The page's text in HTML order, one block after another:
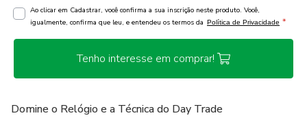
Ao clicar em Cadastrar, você confirma a sua inscrição neste produto. Você,
igualmente, confirma que leu, e entendeu os termos da Política de Privacidade *
Tenho interesse em comprar!
Domine o Relógio e a Técnica do Day Trade